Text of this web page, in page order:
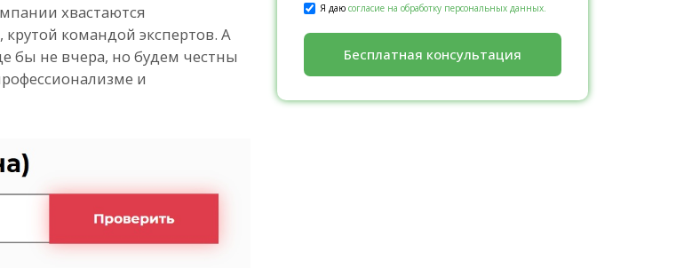
хвастаются
командой экспертов. А
бы не вчера, но будем честны
и
Я даю согласие на обработку персональных данных.
Бесплатная консультация